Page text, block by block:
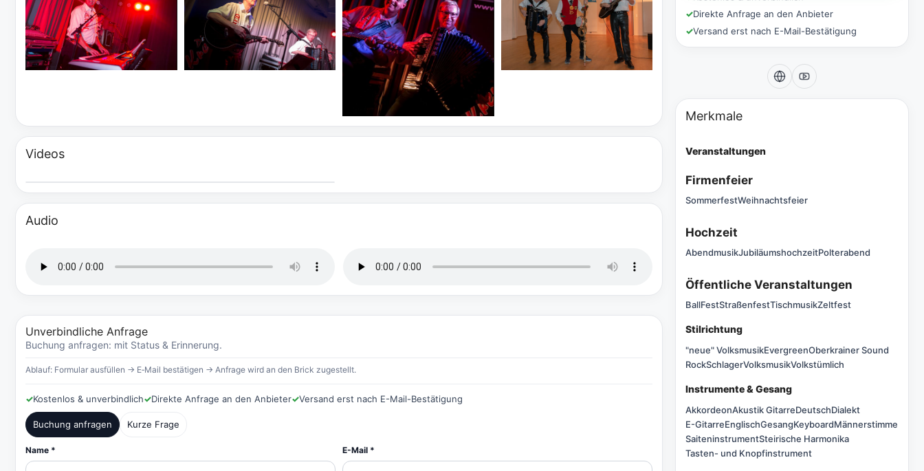
Videos
Audio
Unverbindliche Anfrage
Buchung anfragen: mit Status & Erinnerung.
Ablauf: Formular ausfüllen → E‑Mail bestätigen → Anfrage wird an den Brick zugestellt.
✓Kostenlos & unverbindlich✓Direkte Anfrage an den Anbieter✓Versand erst nach E-Mail-Bestätigung
Buchung anfragen Kurze Frage
Name * E-Mail *
✓Direkte Anfrage an den Anbieter
✓Versand erst nach E-Mail-Bestätigung
Merkmale
Veranstaltungen
Firmenfeier
SommerfestWeihnachtsfeier
Hochzeit
AbendmusikJubiläumshochzeitPolterabend
Öffentliche Veranstaltungen
BallFestStraßenfestTischmusikZeltfest
Stilrichtung
"neue" VolksmusikEvergreenOberkrainer Sound
RockSchlagerVolksmusikVolkstümlich
Instrumente & Gesang
AkkordeonAkustik GitarreDeutschDialekt
E-GitarreEnglischGesangKeyboardMännerstimme
SaiteninstrumentSteirische Harmonika
Tasten- und Knopfinstrument